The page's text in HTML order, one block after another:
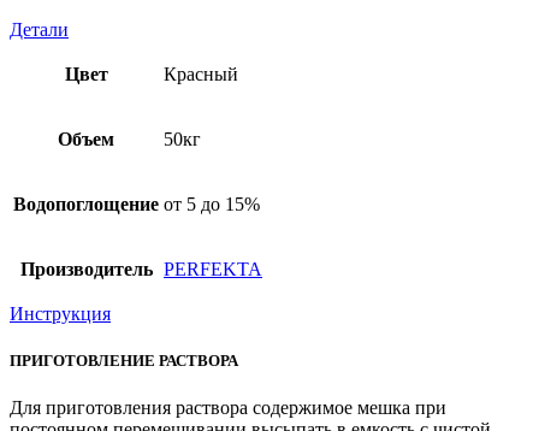
Детали
Цвет Красный
Объем 50кг
Водопоглощение от 5 до 15%
Производитель PERFEKTA
Инструкция
ПРИГОТОВЛЕНИЕ РАСТВОРА
Для приготовления раствора содержимое мешка при